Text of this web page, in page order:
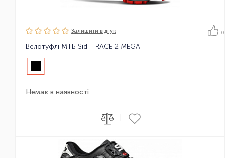
Залишити вiдгук 0
Велотуфлі МТБ Sidi TRACE 2 MEGA
Немає в наявності